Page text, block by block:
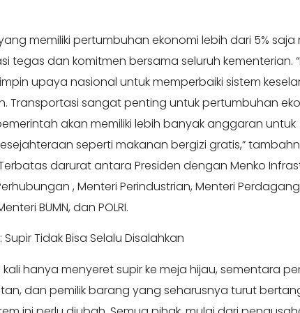
memiliki pertumbuhan ekonomi lebih dari 5% saja
tegas dan komitmen bersama seluruh kementerian.
upaya nasional untuk memperbaiki sistem
Transportasi sangat penting untuk pertumbuhan
akan memiliki lebih banyak anggaran untuk
seperti makanan bergizi gratis,”
darurat antara Presiden dengan Menko
, Menteri Perindustrian, Menteri
BUMN, dan POLRI.
Tidak Bisa Selalu Disalahkan
hanya menyeret supir ke meja hijau, sementara
dan pemilik barang yang seharusnya turut